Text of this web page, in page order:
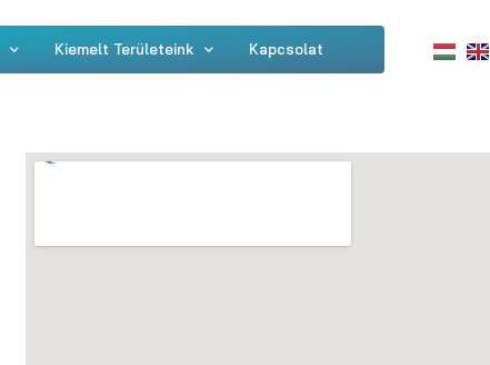
Kiemelt Területeink Kapcsolat